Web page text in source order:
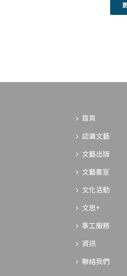
首頁
認識文藝
文藝出版
文藝書室
文化活動
文思+
事工服務
資訊
聯絡我們